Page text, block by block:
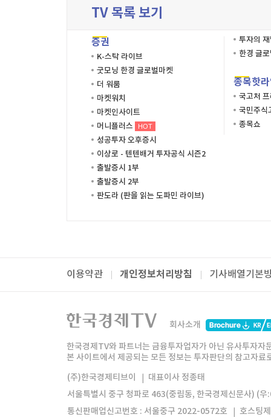
TV 목록 보기
증권
K-스탁 라이브
굿모닝 한경 글로벌마켓
더 워룸
마켓워치
마켓인사이트
머니플러스
HOT
성공투자 오후증시
이상로 - 텐텐배거 투자공식 시즌2
출발증시 1부
출발증시 2부
판도라 (판을 읽는 도파민 라이브)
투자의
한경 글
종목핫
국고처
국민주식
종목쇼
이용약관 개인정보처리방침 기사배열기본
패밀리사이트
한국경제TV
한경미디어그룹 한국경제신문 한국경제
모바일앱 한국경제TV앱
회사소개
한국경제TV와 파트너는 금융투자업자가 아닌 유사투자
본 사이트에서 제공되는 모든 정보는 투자판단의 참고자
(주)한국경제티브이
대표이사 정종태
서울특별시 중구 청파로 463(중림동, 한국경제신문사) (
통신판매업신고번호 : 서울중구 2022-0572호
호스팅